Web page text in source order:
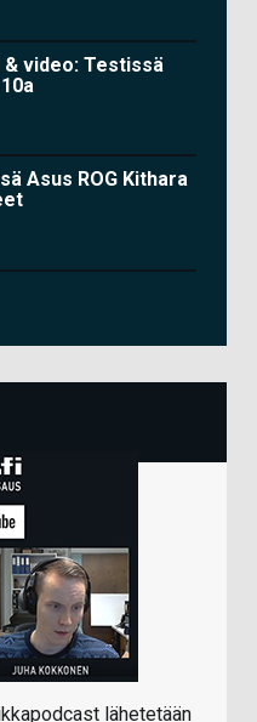
video: Testissä
Asus ROG Kithara
lähetetään